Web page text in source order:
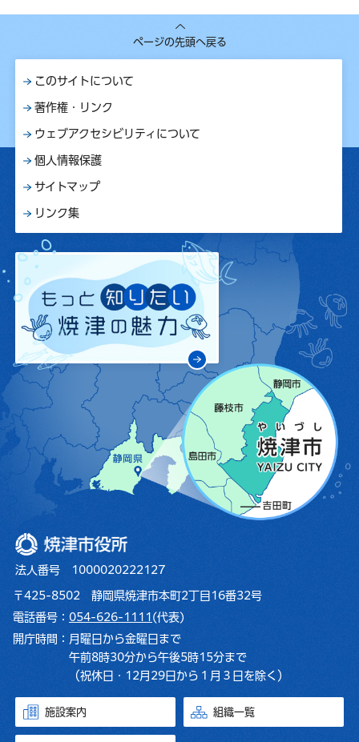
ページの先頭へ戻る
このサイトについて
著作権・リンク
ウェブアクセシビリティについて
個人情報保護
サイトマップ
リンク集
焼津市役所
法人番号 1000020222127
〒425-8502 静岡県焼津市本町2丁目16番32号
電話番号： 054-626-1111 (代表)
開庁時間： 月曜日から金曜日まで
午前8時30分から午後5時15分まで
（祝休日・12月29日から１月３日を除く）
施設案内 組織一覧